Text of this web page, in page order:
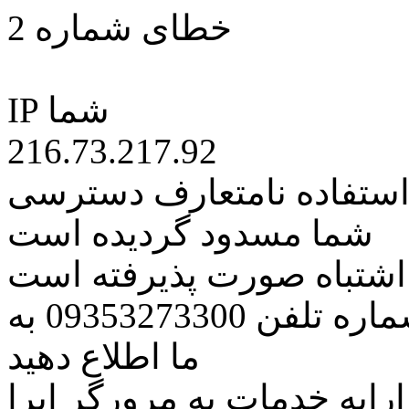
خطای شماره 2
IP شما
216.73.217.92
نامتعارف دسترسی
شما مسدود گردیده است
اشتباه صورت پذیرفته است
مراتب این مسئله را از طریق شماره تلفن 09353273300 به
ما اطلاع دهید
خدمات به مرورگر اپرا